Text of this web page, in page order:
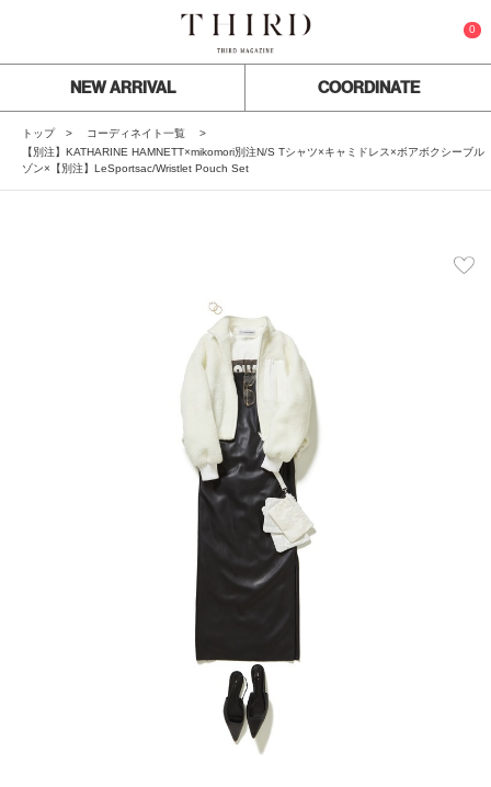
0
NEW ARRIVAL COORDINATE
トップ
コーディネイト一覧
【別注】KATHARINE HAMNETT×mikomori別注N/S Tシャツ×キャミドレス×ボアボクシーブル
ゾン×【別注】LeSportsac/Wristlet Pouch Set